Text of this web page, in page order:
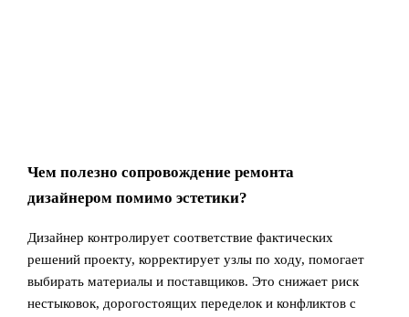
Чем полезно сопровождение ремонта
дизайнером помимо эстетики?
Дизайнер контролирует соответствие фактических
решений проекту, корректирует узлы по ходу, помогает
выбирать материалы и поставщиков. Это снижает риск
нестыковок, дорогостоящих переделок и конфликтов с